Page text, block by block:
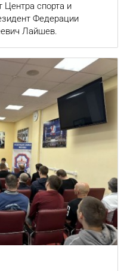
Центра спорта и
Федерации
Лайшев.